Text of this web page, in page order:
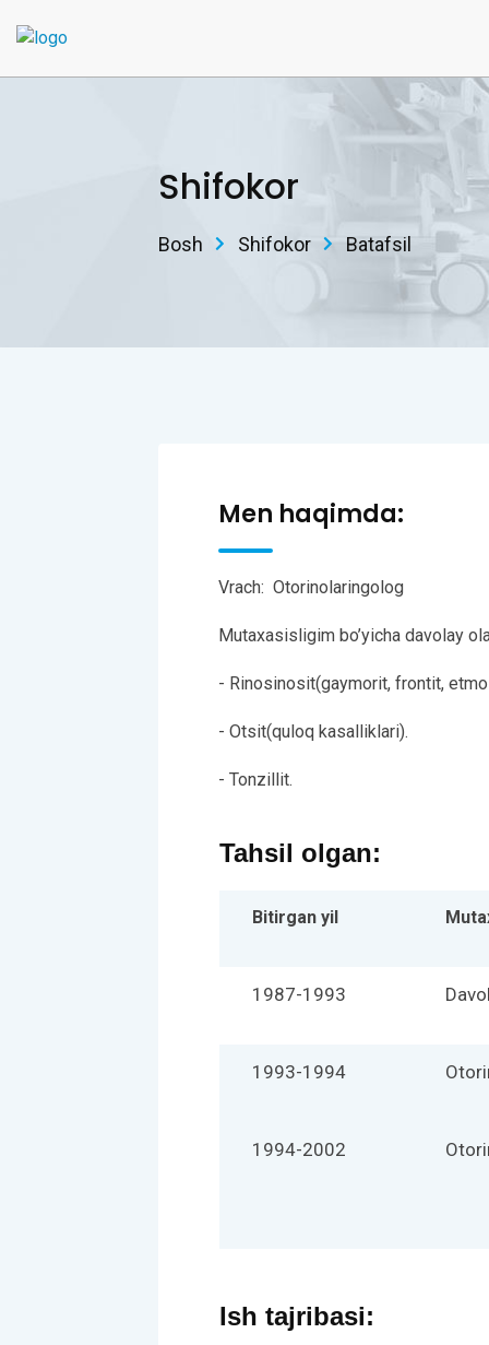
Shifokor
Bosh Shifokor Batafsil
Men haqimda:
Vrach: Otorinolaringolog
Mutaxasisligim bo’yicha davolay
- Rinosinosit(gaymorit, frontit,
- Otsit(quloq kasalliklari).
- Tonzillit.
Tahsil olgan:
Bitirgan yil
1987-1993
1993-1994
1994-2002
Ish tajribasi: